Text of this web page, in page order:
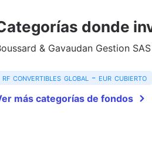
donde
& Gavaudan Gestion
rf convertibles global - eur cubierto
más categorías de fondos